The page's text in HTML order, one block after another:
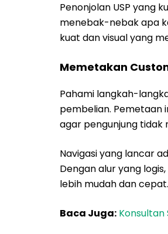
Penonjolan USP yang
menebak-nebak apa
kuat dan visual yang
Memetakan
Pahami langkah-
pembelian. Pemetaan
agar pengunjung tidak
Navigasi yang lancar
Dengan alur yang
lebih mudah dan cepat.
Baca Juga: Konsultan